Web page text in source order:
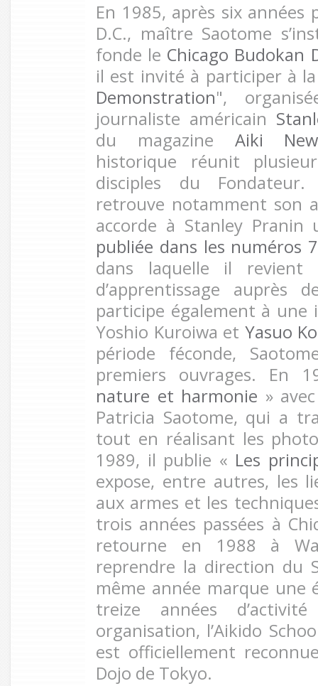
En 1985, après six années
D.C., maître Saotome
fonde le Chicago Budokan
il est invité à participer à
Demonstration",
journaliste américain
du magazine Aiki
historique réunit
disciples du
retrouve notamment son
accorde à Stanley
publiée dans les numéros
dans laquelle il revient
d’apprentissage auprès
participe également à une
Yoshio Kuroiwa et Yasuo
période féconde,
premiers ouvrages. En
nature et harmonie »
Patricia Saotome, qui a
tout en réalisant les
1989, il publie « Les
expose, entre autres, les
aux armes et les
trois années passées à
retourne en 1988 à
reprendre la direction du
même année marque une
treize années
organisation, l’Aikido
est officiellement
Dojo de Tokyo.